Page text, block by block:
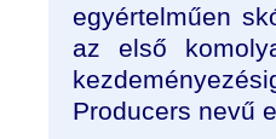
egyértelműen
az első
Producers nevű